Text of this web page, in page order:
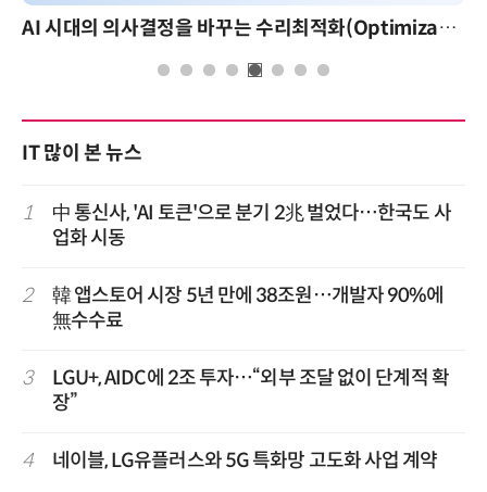
AI 시대의 의사결정을 바꾸는 수리최적화(Optimization): 실제 산업 적용 사례와 활용 전략
IT 많이 본 뉴스
1
中 통신사, 'AI 토큰'으로 분기 2兆 벌었다…한국도 사
업화 시동
2
韓 앱스토어 시장 5년 만에 38조원…개발자 90%에
無수수료
3
LGU+, AIDC에 2조 투자…“외부 조달 없이 단계적 확
장”
4 네이블, LG유플러스와 5G 특화망 고도화 사업 계약